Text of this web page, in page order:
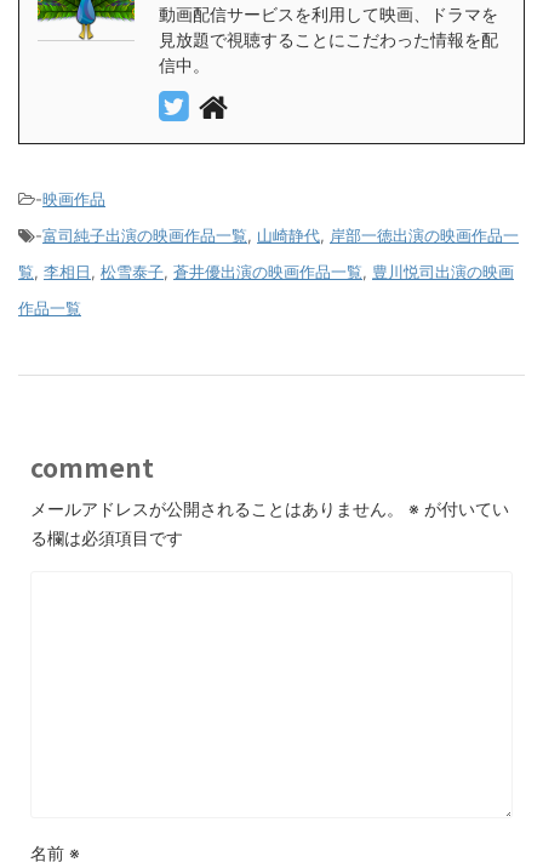
動画配信サービスを利用して映画、ドラマを
見放題で視聴することにこだわった情報を配
信中。
-映画作品
-富司純子出演の映画作品一覧, 山崎静代, 岸部一徳出演の映画作品一
覧, 李相日, 松雪泰子, 蒼井優出演の映画作品一覧, 豊川悦司出演の映画
作品一覧
comment
メールアドレスが公開されることはありません。 ※ が付いてい
る欄は必須項目です
名前 ※